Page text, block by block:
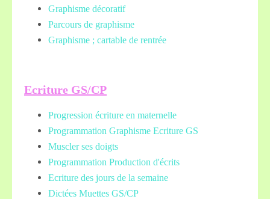
Graphisme décoratif
Parcours de graphisme
Graphisme ; cartable de rentrée
Ecriture GS/CP
Progression écriture en maternelle
Programmation Graphisme Ecriture GS
Muscler ses doigts
Programmation Production d'écrits
Ecriture des jours de la semaine
Dictées Muettes GS/CP